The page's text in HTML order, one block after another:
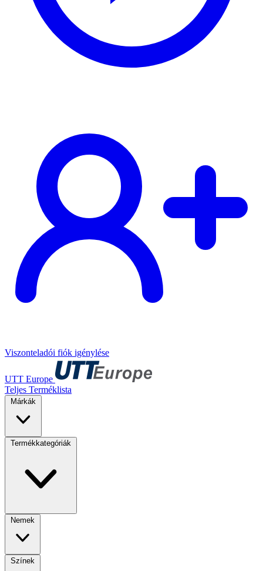
Viszonteladói fiók igénylése
UTT Europe
Teljes Terméklista
Márkák
Termékkategóriák
Nemek
Színek